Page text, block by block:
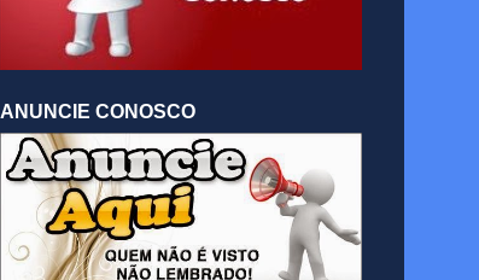
ANUNCIE CONOSCO